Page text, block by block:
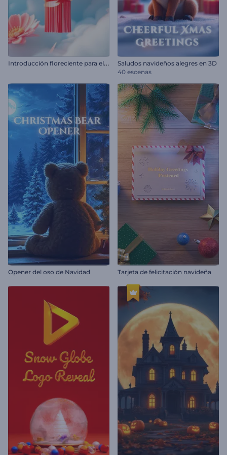
I
ntroducción floreciente para el Año Nuevo Chino
Saludos navideños alegres en 3D
40 escenas
Opener del oso de Navidad Tarjeta de felicitación navideña